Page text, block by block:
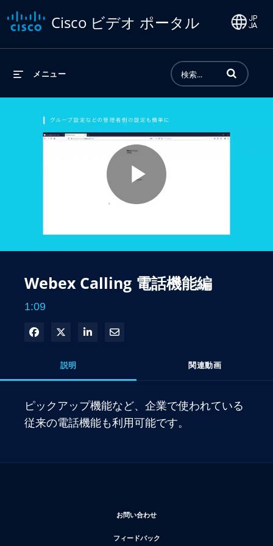
Cisco ビデオ ポータル
メニュー 動画の検索語句
Play
Webex Calling 電話機能編
1:09
Facebook で共有
Xで共有する
LinkedIn で共有
電子メールで共有
説明 関連動画
ピックアップ機能など、企業で使われている
従来の電話機能も利用可能です。
お問い合わせ新しいウィンドウで開く
フィードバック新しいウィンドウで開く